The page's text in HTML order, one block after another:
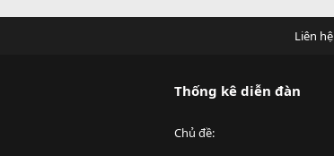
Liên hệ
Thống kê diễn đàn
Chủ đề